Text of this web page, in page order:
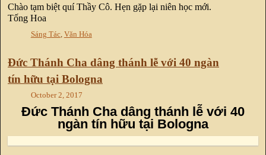
Chào tạm biệt quí Thầy Cô. Hẹn gặp lại niên học mới.
Tống Hoa
Sáng Tác, Văn Hóa
Đức Thánh Cha dâng thánh lễ với 40 ngàn
tín hữu tại Bologna
October 2, 2017
Đức Thánh Cha dâng thánh lễ với 40
ngàn tín hữu tại Bologna